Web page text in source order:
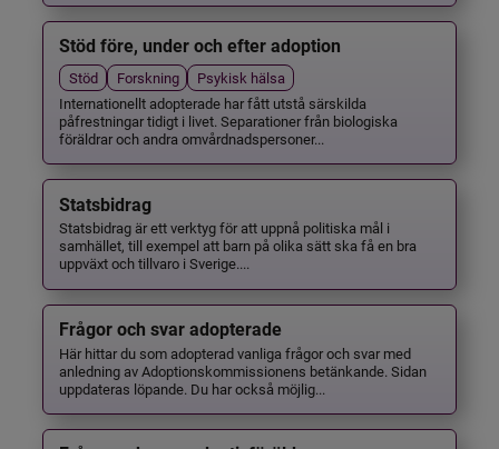
Stöd före, under och efter adoption
Stöd Forskning
Psykisk hälsa
Internationellt adopterade har fått utstå särskilda
påfrestningar tidigt i livet. Separationer från biologiska
föräldrar och andra omvårdnadspersoner...
Statsbidrag
Statsbidrag är ett verktyg för att uppnå politiska mål i
samhället, till exempel att barn på olika sätt ska få en bra
uppväxt och tillvaro i Sverige....
Frågor och svar adopterade
Här hittar du som adopterad vanliga frågor och svar med
anledning av Adoptionskommissionens betänkande. Sidan
uppdateras löpande. Du har också möjlig...